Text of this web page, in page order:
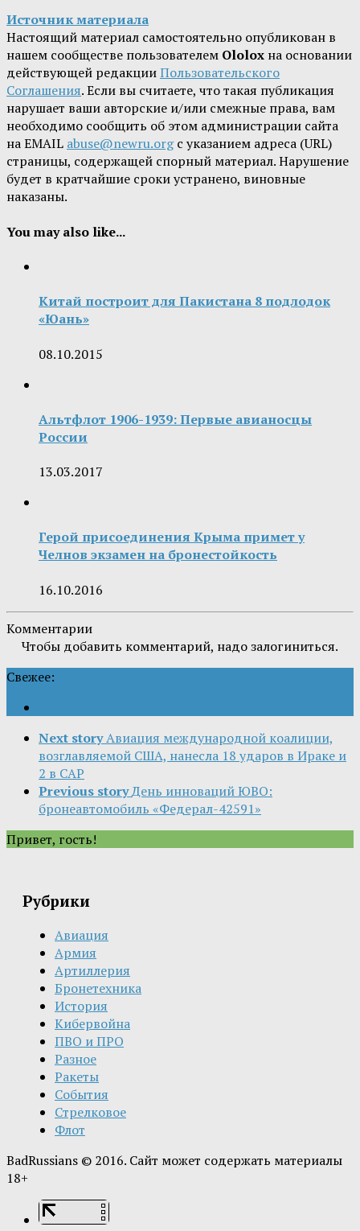
Источник материала
Настоящий материал самостоятельно опубликован в
нашем сообществе пользователем Ololox на основании
действующей редакцииПользовательского
Соглашения. Если вы считаете, что такая публикация
нарушает ваши авторские и/или смежные права, вам
необходимо сообщить об этом администрации сайта
на EMAIL abuse@newru.orgс указанием адреса (URL)
страницы, содержащей спорный материал. Нарушение
будет в кратчайшие сроки устранено, виновные
наказаны.
You may also like...
Китай построит для Пакистана 8 подлодок
«Юань»
08.10.2015
Альтфлот 1906-1939: Первые авианосцы
России
13.03.2017
Герой присоединения Крыма примет у
Челнов экзамен на бронестойкость
16.10.2016
Комментарии
Чтобы добавить комментарий, надо залогиниться.
Свежее:
Next storyАвиация международной коалиции,
возглавляемой США, нанесла 18 ударов в Ираке и
2 в САР
Previous storyДень инноваций ЮВО:
бронеавтомобиль «Федерал-42591»
Привет, гость!
Рубрики
Авиация
Армия
Артиллерия
Бронетехника
История
Кибервойна
ПВО и ПРО
Разное
Ракеты
События
Стрелковое
Флот
BadRussians © 2016. Сайт может содержать материалы
18+